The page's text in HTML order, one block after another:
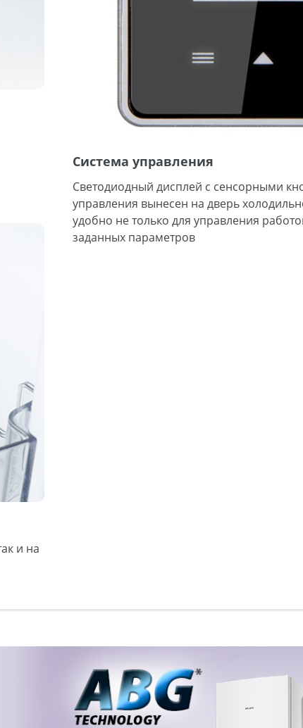
и на
Система управления
Светодиодный дисплей с сенсорными
управления вынесен на дверь
удобно не только для управления
заданных параметров